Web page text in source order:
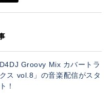
D4DJ Groovy Mix カバートラ
ス vol.8」の音楽配信がスタ
！